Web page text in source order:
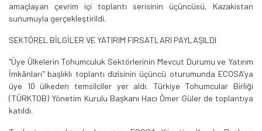
amaçlayan çevrim içi toplantı serisinin üçüncüsü, Kazakistan
sunumuyla gerçekleştirildi.
SEKTÖREL BİLGİLER VE YATIRIM FIRSATLARI PAYLAŞILDI
"Üye Ülkelerin Tohumculuk Sektörlerinin Mevcut Durumu ve Yatırım
İmkânları" başlıklı toplantı dizisinin üçüncü oturumunda ECOSA’ya
üye 10 ülkeden temsilciler yer aldı. Türkiye Tohumcular Birliği
(TÜRKTOB) Yönetim Kurulu Başkanı Hacı Ömer Güler de toplantıya
katıldı.